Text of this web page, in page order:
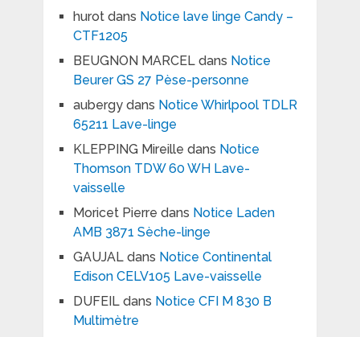
hurotdans Notice lave linge Candy –
CTF1205
BEUGNON MARCELdans Notice
Beurer GS 27 Pèse-personne
aubergydans Notice Whirlpool TDLR
65211 Lave-linge
KLEPPING Mireille dans Notice
Thomson TDW 60 WH Lave-
vaisselle
Moricet Pierre dans Notice Laden
AMB 3871 Sèche-linge
GAUJALdans Notice Continental
Edison CELV105 Lave-vaisselle
DUFEILdans Notice CFI M 830 B
Multimètre